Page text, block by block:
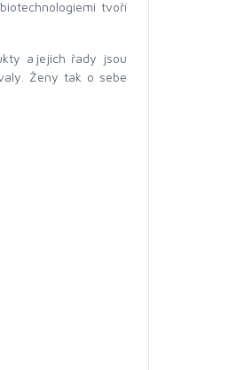
tvoří
a jejich řady jsou
Ženy tak o sebe